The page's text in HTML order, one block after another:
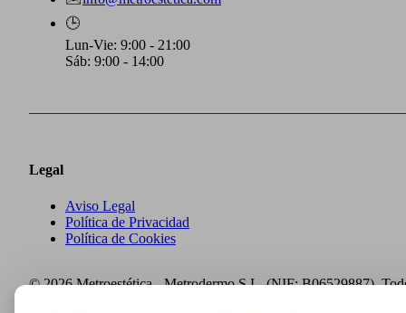
🕒
Lun-Vie: 9:00 - 21:00
Sáb: 9:00 - 14:00
Legal
Aviso Legal
Política de Privacidad
Política de Cookies
© 2026 Metroestética - Metrodermo S.L. (NIF: B06529887).